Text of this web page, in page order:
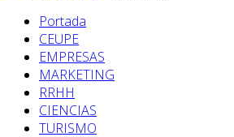
Portada
CEUPE
EMPRESAS
MARKETING
RRHH
CIENCIAS
TURISMO